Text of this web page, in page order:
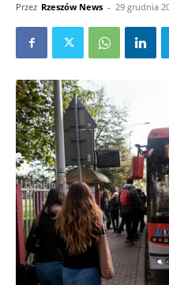
Przez Rzeszów News - 29 grudnia